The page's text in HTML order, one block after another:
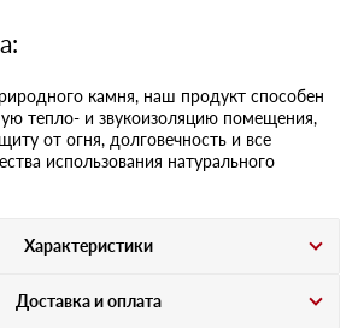
камня, наш продукт способен
тепло- и звукоизоляцию помещения,
от огня, долговечность и все
использования натурального
Характеристики
Доставка и оплата